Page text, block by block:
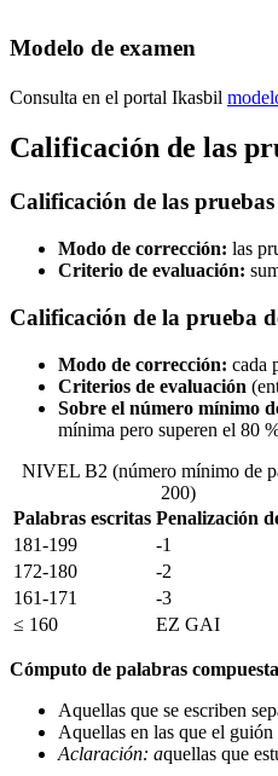
Modelo de examen
Consulta en el portal Ikasbil
Calificación de las
Calificación de las
Modo de corrección: las
Criterio de evaluación:
Calificación de la prueba
Modo de corrección: cada
Criterios de evaluación
Sobre el número mínimo
mínima pero superen el 80
NIVEL B2 (número mínimo de
200)
Palabras escritas Penalización
181-199
-1
172-180
-2
161-171
-3
≤ 160
EZ GAI
Cómputo de palabras
Aquellas que se escriben
Aquellas en las que el
Aclaración: aquellas que